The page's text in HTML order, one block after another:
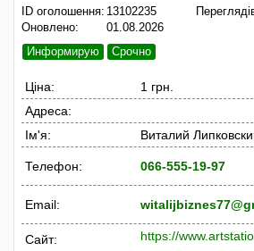
ID оголошення: 13102235
Оновлено:
01.08.2026
Информирую Срочно
Ціна:
1 грн.
Адреса:
Ім'я:
Виталий
Телефон: 066-555-19-97
Email:
Сайт: https://